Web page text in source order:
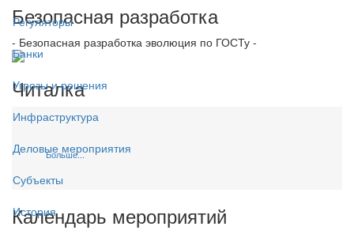
Регуляторы
Банки
Угрозы и решения
Инфраструктура
Деловые мероприятия
Субъекты
История
Безопасная разработка
- Безопасная разработка эволюция по ГОСТу -
Читалка
Больше...
Календарь мероприятий